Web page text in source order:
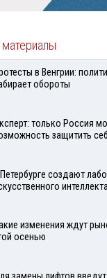
в Венгрии:
обороты
только Россия
защитить
создают
изменения ждут
осенью